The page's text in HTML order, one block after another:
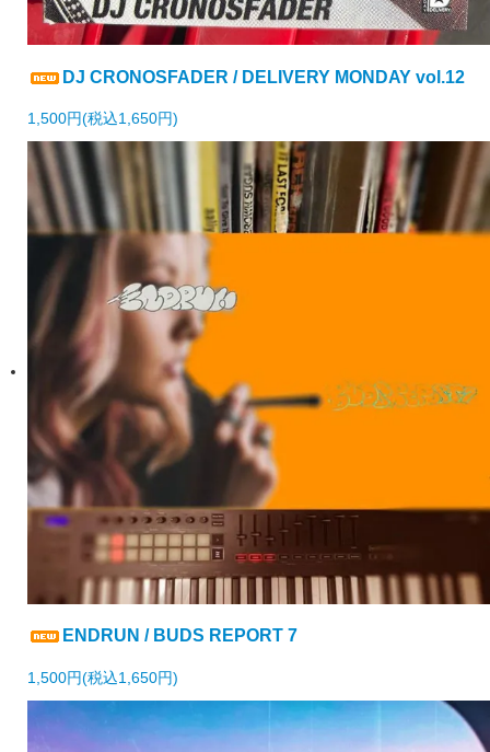
DJ CRONOSFADER / DELIVERY MONDAY vol.12
1,500円(税込1,650円)
ENDRUN / BUDS REPORT 7
1,500円(税込1,650円)